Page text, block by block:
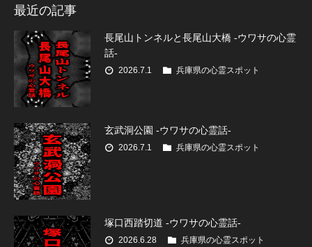
最近の記事
長尾山トンネルと長尾山大橋 -ウワサの心霊
話-
2026.7.1 兵庫県の心霊スポット
玄武洞公園 -ウワサの心霊話-
2026.7.1 兵庫県の心霊スポット
塚口西踏切道 -ウワサの心霊話-
2026.6.28 兵庫県の心霊スポット